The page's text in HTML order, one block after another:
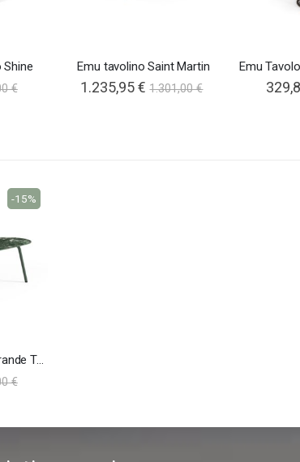
Shine
€
Emu tavolino Saint Martin
1.235,95 € 1.301,00 €
Emu Tavolo Basso Grande Terramare
€
-15%